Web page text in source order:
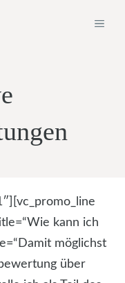
kann ich
möglichst
über